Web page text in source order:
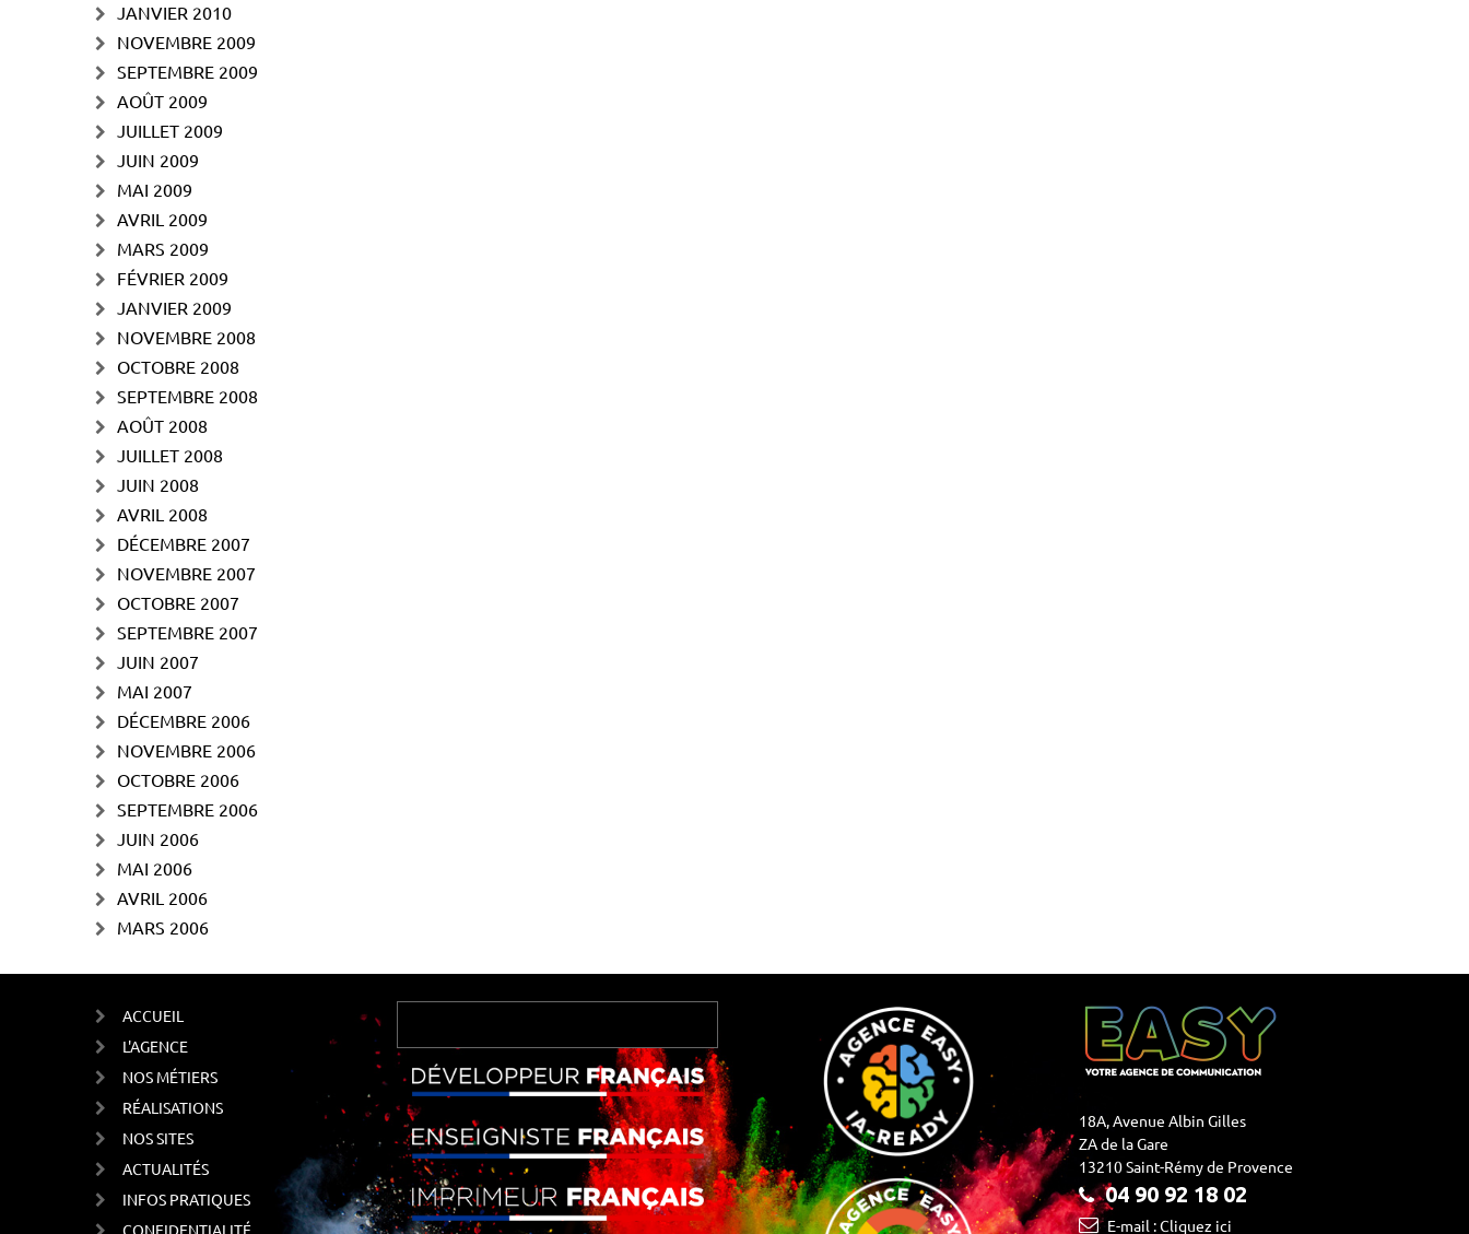
JANVIER 2010
NOVEMBRE 2009
SEPTEMBRE 2009
AOÛT 2009
JUILLET 2009
JUIN 2009
MAI 2009
AVRIL 2009
MARS 2009
FÉVRIER 2009
JANVIER 2009
NOVEMBRE 2008
OCTOBRE 2008
SEPTEMBRE 2008
AOÛT 2008
JUILLET 2008
JUIN 2008
AVRIL 2008
DÉCEMBRE 2007
NOVEMBRE 2007
OCTOBRE 2007
SEPTEMBRE 2007
JUIN 2007
MAI 2007
DÉCEMBRE 2006
NOVEMBRE 2006
OCTOBRE 2006
SEPTEMBRE 2006
JUIN 2006
MAI 2006
AVRIL 2006
MARS 2006
ACCUEIL
L'AGENCE
NOS MÉTIERS
RÉALISATIONS
NOS SITES
ACTUALITÉS
INFOS PRATIQUES
CONFIDENTIALITÉ
18A, Avenue Albin Gilles
ZA de la Gare
13210 Saint-Rémy de Provence
04 90 92 18 02
E-mail : Cliquez ici